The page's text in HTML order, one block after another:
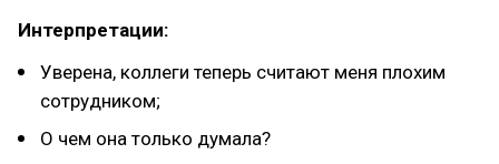
Интерпретации:
Уверена, коллеги теперь считают меня плохим
сотрудником;
О чем она только думала?